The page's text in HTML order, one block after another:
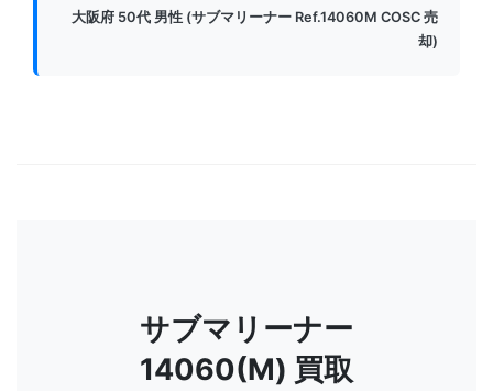
大阪府 50代 男性 (サブマリーナー Ref.14060M COSC 売
却)
サブマリーナー
14060(M) 買取